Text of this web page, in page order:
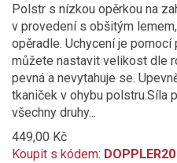
Polstr s nízkou opěrkou na
v provedení s obšitým
opěradle. Uchycení je
můžete nastavit velikost dle
pevná a nevytahuje se.
tkaniček v ohybu polstru.Síla
všechny druhy...
449,00 Kč
Koupit s kódem: DOPPLER20